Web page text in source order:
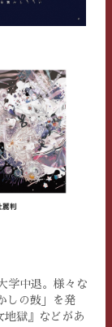
学中退。様々な
しの鼓」を発
地獄』などがあ